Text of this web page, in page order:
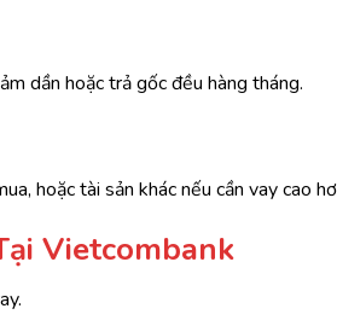
dần hoặc trả gốc đều hàng tháng.
hoặc tài sản khác nếu cần vay cao
Vietcombank